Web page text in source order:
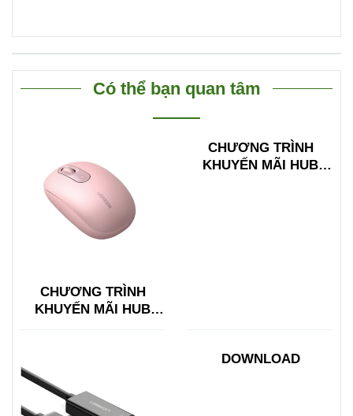
Có thể bạn quan tâm
CHƯƠNG TRÌNH
KHUYẾN MÃI HUB
CHƯƠNG TRÌNH
KHUYẾN MÃI HUB
DOWNLOAD